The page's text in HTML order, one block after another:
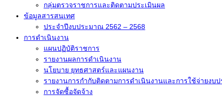
กลุ่มตรวจราชการและติดตามประเมินผล
ข้อมูลสารสนเทศ
ประจำปีงบประมาณ 2562 – 2568
การดำเนินงาน
แผนปฏิบัติราชการ
รายงานผลการดำเนินงาน
นโยบาย ยุทธศาสตร์และแผนงาน
รายงานการกำกับติดตามการดำเนินงานและการใช้จ่ายงบ
การจัดซื้อจัดจ้าง